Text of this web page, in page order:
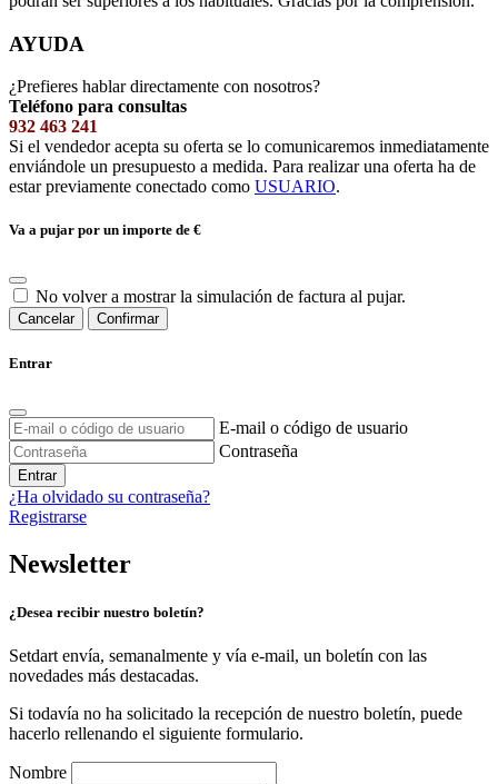
AYUDA
¿Prefieres hablar directamente con nosotros?
Teléfono para consultas
932 463 241
Si el vendedor acepta su oferta se lo comunicaremos inmediatamente
enviándole un presupuesto a medida. Para realizar una oferta ha de
estar previamente conectado como USUARIO.
Va a pujar por un importe de €
No volver a mostrar la simulación de factura al pujar.
Cancelar Confirmar
Entrar
E-mail o código de usuario
Contraseña
Entrar
¿Ha olvidado su contraseña?
Registrarse
Newsletter
¿Desea recibir nuestro boletín?
Setdart envía, semanalmente y vía e-mail, un boletín con las
novedades más destacadas.
Si todavía no ha solicitado la recepción de nuestro boletín, puede
hacerlo rellenando el siguiente formulario.
Nombre